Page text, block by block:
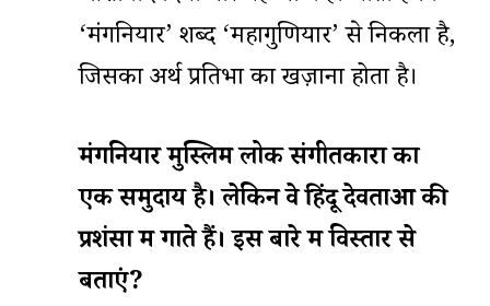
‘मंगनियार’ शब्द ‘महागुणियार’ से निकला है,
जिसका अर्थ प्रतिभा का खज़ाना होता है।
मंगनियारमुस्लिमलोकसंगीतकारोंका
एकसमुदायहै। लेकिनवेहिंदूदेवताओंकी
प्रशंसामेंगातेहैं। इसबारेमेंविस्तारसे
बताएं?